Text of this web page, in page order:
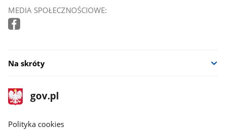
MEDIA SPOŁECZNOŚCIOWE:
Na skróty
stopka
gov.pl
Strona
gov.pl
gov.pl
Polityka cookies